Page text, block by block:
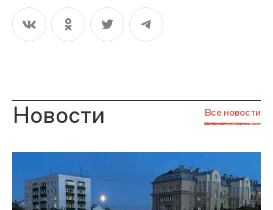
Новости Все новости